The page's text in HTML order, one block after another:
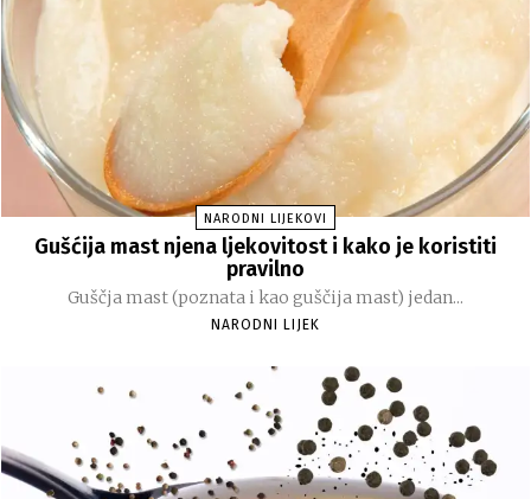
NARODNI LIJEKOVI
Gušćija mast njena ljekovitost i kako je koristiti
pravilno
Guščja mast (poznata i kao guščija mast) jedan...
NARODNI LIJEK